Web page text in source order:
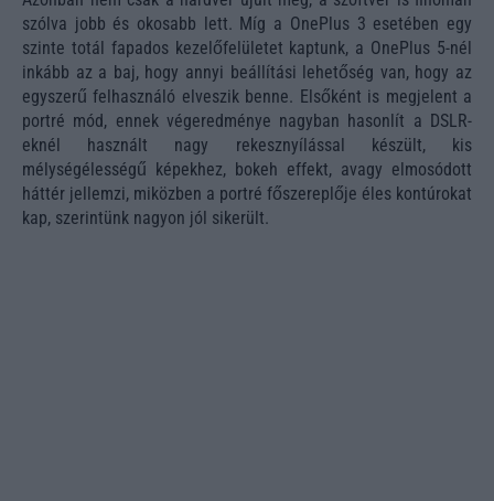
szólva jobb és okosabb lett. Míg a OnePlus 3 esetében egy
szinte totál fapados kezelőfelületet kaptunk, a OnePlus 5-nél
inkább az a baj, hogy annyi beállítási lehetőség van, hogy az
egyszerű felhasználó elveszik benne. Elsőként is megjelent a
portré mód, ennek végeredménye nagyban hasonlít a DSLR-
eknél használt nagy rekesznyílással készült, kis
mélységélességű képekhez, bokeh effekt, avagy elmosódott
háttér jellemzi, miközben a portré főszereplője éles kontúrokat
kap, szerintünk nagyon jól sikerült.